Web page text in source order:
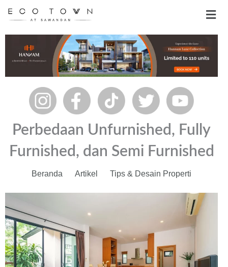
Perbedaan Unfurnished, Fully
Furnished, dan Semi Furnished
Beranda Artikel Tips & Desain Properti